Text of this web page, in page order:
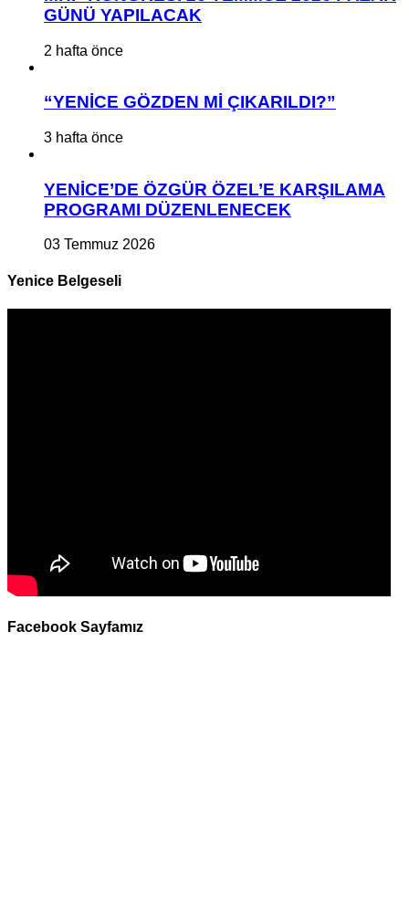
GÜNÜ YAPILACAK
2 hafta önce
“YENİCE GÖZDEN Mİ ÇIKARILDI?”
3 hafta önce
YENİCE’DE ÖZGÜR ÖZEL’E KARŞILAMA
PROGRAMI DÜZENLENECEK
03 Temmuz 2026
Yenice Belgeseli
Facebook Sayfamız